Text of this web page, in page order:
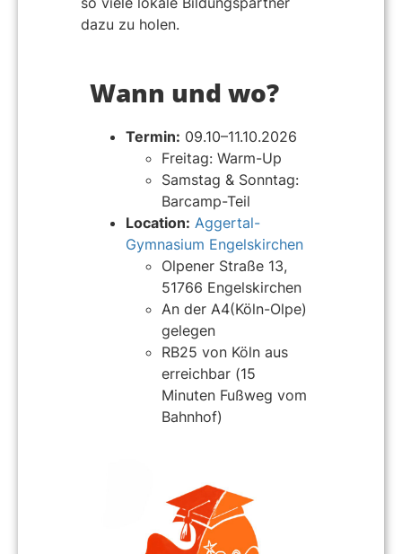
dazu zu holen.
Wann und wo?
Termin: 09.10–11.10.2026
Freitag: Warm-Up
Samstag & Sonntag:
Barcamp-Teil
Location: Aggertal-
Gymnasium Engelskirchen
Olpener Straße 13,
51766 Engelskirchen
An der A4(Köln-Olpe)
gelegen
RB25 von Köln aus
erreichbar (15
Minuten Fußweg vom
Bahnhof)